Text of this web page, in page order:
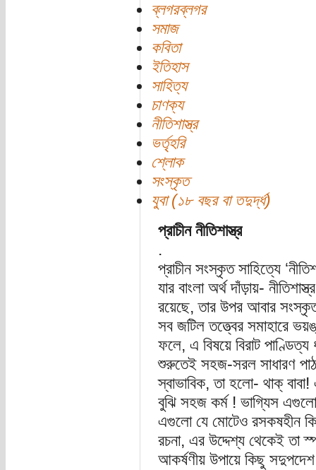
ব্লগরব্লগর
সমাজ
কবিতা
ইতিহাস
সাহিত্য
চাণক্য
নীতিশাস্ত্র
ভর্তৃহরি
শ্লোক
সংস্কৃত
যুবা (১৮ বছর বা তদুর্দ্ধ)
প্রাচীন নীতিশাস্ত্র
.
প্রাচীন সংস্কৃত সাহিত্যে
যার বাংলা অর্থ দাঁড়ায়-
রয়েছে, তার উপর আবার সংস্কৃত
সব জটিল তত্ত্বের সমাহারে
ফলে, এ বিষয়ে বিরাট
শুরুতেই সহজ-সরল সাধারণ
স্বাভাবিক, তা হলো- থাক্
বুঝি সহজ কর্ম ! ভাগ্যিস
এগুলো যে মোটেও রসকষহীন
রচনা, এর উদ্দেশ্য থেকেই তা
আকর্ষণীয় উপায়ে কিছু সদুপদেশ